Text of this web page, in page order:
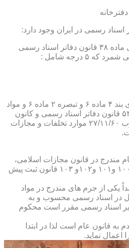
رسمی در ایران وجود دارد:
۱-مسئولیت انتظامی و اداری ماده ۳۸ قانون دفاتر اسناد رسمی
۵ درجه شامل :
و طبق ماده ۲۹ آئین نامه های بند ۴ ماده ۶ و تبصره ۲ ماده ۶ و مواد
۱۴- ۱۷-۱۹-۲۰-۲۴-۲۸-۳۷ و ۵۳ قانون دفاتر اسناد رسمی و کانون
سردفتران و دفتریاران مصوب ۲۷/۱۱/۶۰ موارد تخلفات و مجازات
مندرج در قانون مجازات اسلامی،
مقررات خاصی نیز در مواد ۱۰۰ و۱۰۱ و۱۰۲و ۱۰۳ قانون ثبت پیش
یکی از جرم های مندرج در مواد
در اسناد رسمی محسوب و به
اسناد رسمی مقرر است محکوم
به قانون عام است لذا در ابتدا
نماید.